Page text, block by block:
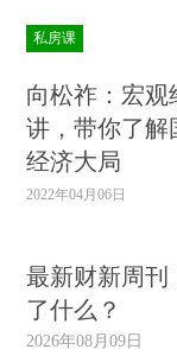
私房课
向松祚：宏观
讲，带你了解
经济大局
2022年04月06日
最新财新周刊
了什么？
2026年08月09日